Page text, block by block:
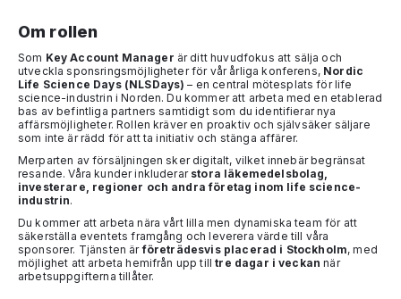
Om rollen
Som Key Account Manager är ditt huvudfokus att sälja och
utveckla sponsringsmöjligheter för vår årliga konferens, Nordic
Life Science Days (NLSDays) – en central mötesplats för life
science-industrin i Norden. Du kommer att arbeta med en etablerad
bas av befintliga partners samtidigt som du identifierar nya
affärsmöjligheter. Rollen kräver en proaktiv och självsäker säljare
som inte är rädd för att ta initiativ och stänga affärer.
Merparten av försäljningen sker digitalt, vilket innebär begränsat
resande. Våra kunder inkluderar stora läkemedelsbolag,
investerare, regioner och andra företag inom life science-
industrin.
Du kommer att arbeta nära vårt lilla men dynamiska team för att
säkerställa eventets framgång och leverera värde till våra
sponsorer. Tjänsten ärföreträdesvis placerad i Stockholm, med
möjlighet att arbeta hemifrån upp tilltre dagar i veckan när
arbetsuppgifterna tillåter.